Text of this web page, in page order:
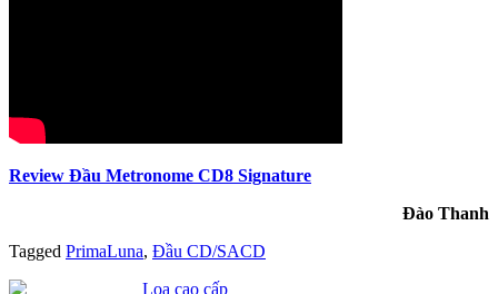
Review Đầu Metronome CD8 Signature
Đào Thanh
Tagged PrimaLuna, Đầu CD/SACD